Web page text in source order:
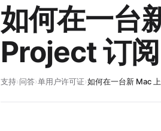
如何在一台
Project 订阅
支持›问答›单用户许可证›如何在一台新 Mac